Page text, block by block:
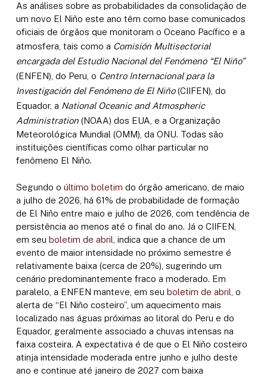
As análises sobre as probabilidades da consolidação de
um novo El Niño este ano têm como base comunicados
oficiais de órgãos que monitoram o Oceano Pacífico e a
atmosfera, tais como a Comisión Multisectorial
encargada del Estudio Nacional del Fenómeno “El Niño”
(ENFEN), do Peru, o Centro Internacional para la
Investigación del Fenómeno de El Niño(CIIFEN), do
Equador, a National Oceanic and Atmospheric
Administration (NOAA) dos EUA, e a Organização
Meteorológica Mundial (OMM), da ONU. Todas são
instituições científicas como olhar particular no
fenômeno El Niño.
Segundo o último boletim do órgão americano, de maio
a julho de 2026, há 61% de probabilidade de formação
de El Niño entre maio e julho de 2026, com tendência de
persistência ao menos até o final do ano. Já o CIIFEN,
em seu boletim de abril , indica que a chance de um
evento de maior intensidade no próximo semestre é
relativamente baixa (cerca de 20%), sugerindo um
cenário predominantemente fraco a moderado. Em
paralelo, a ENFEN manteve, em seu boletim de abril , o
alerta de “El Niño costeiro”, um aquecimento mais
localizado nas águas próximas ao litoral do Peru e do
Equador, geralmente associado a chuvas intensas na
faixa costeira. A expectativa é de que o El Niño costeiro
atinja intensidade moderada entre junho e julho deste
ano e continue até janeiro de 2027 com baixa